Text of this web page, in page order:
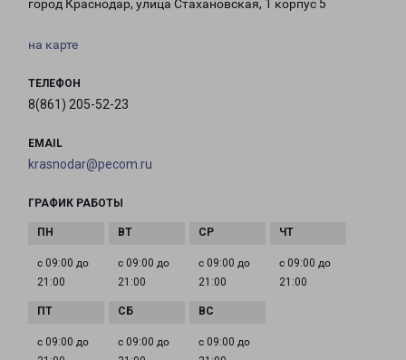
город Краснодар, улица Стахановская, 1 корпус 5
на карте
ТЕЛЕФОН
8(861) 205-52-23
EMAIL
krasnodar@pecom.ru
ГРАФИК РАБОТЫ
с 09:00 до
21:00
с 09:00 до
21:00
с 09:00 до
21:00
с 09:00 до
21:00
с 09:00 до
с 09:00 до
с 09:00 до